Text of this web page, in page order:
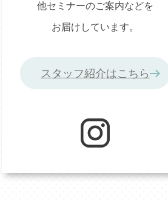
他セミナーのご案内などを
お届けしています。
スタッフ紹介はこちら